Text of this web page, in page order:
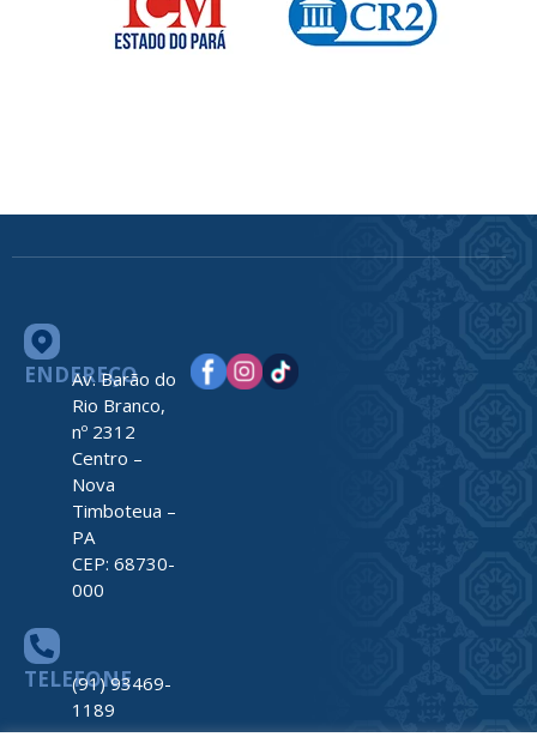
ENDEREÇO
Av. Barão do
Rio Branco,
nº 2312
Centro –
Nova
Timboteua –
PA
CEP: 68730-
000
TELEFONE
(91) 93469-
1189